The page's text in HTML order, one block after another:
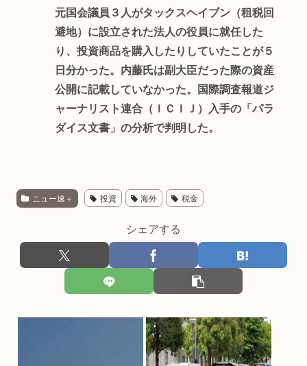
元国会議員３人がタックスヘイブン（租税回
避地）に設立された法人の役員に就任した
り、投資商品を購入したりしていたことが５
日分かった。内藤氏は副大臣だった際の資産
公開に記載していなかった。国際調査報道ジ
ャーナリスト連合（ＩＣＩＪ）入手の「パラ
ダイス文書」の分析で判明した。
ニュー速＋ 投資 海外 税金
シェアする